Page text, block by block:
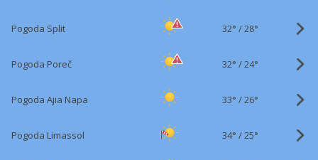
Pogoda Split 32° /28°
Pogoda Poreč 32° /24°
Pogoda Ajia Napa 33° /26°
Pogoda Limassol 34° /25°